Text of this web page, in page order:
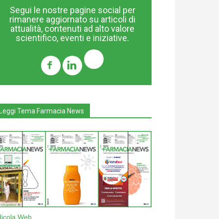
Segui le nostre pagine social per
rimanere aggiornato su articoli di
attualità, contenuti ad alto valore
scientifico, eventi e iniziative.
Tema Farmacia News
Web